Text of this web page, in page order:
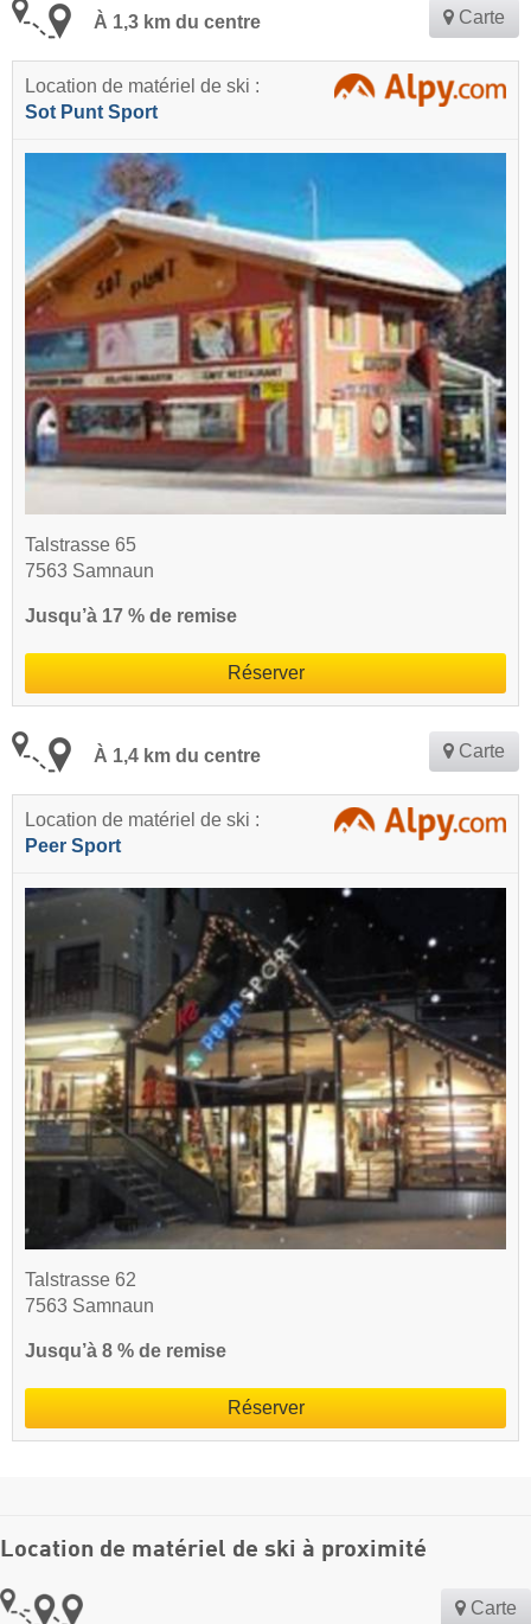
À 1,3 km du centre Carte
Location de matériel de ski :
Sot Punt Sport
Talstrasse 65
7563 Samnaun
Jusqu’à 17 % de remise
Réserver
À 1,4 km du centre Carte
Location de matériel de ski :
Peer Sport
Talstrasse 62
7563 Samnaun
Jusqu’à 8 % de remise
Réserver
Location de matériel de ski à proximité
Carte